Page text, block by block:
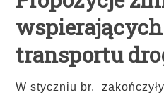
transportu
W styczniu br.